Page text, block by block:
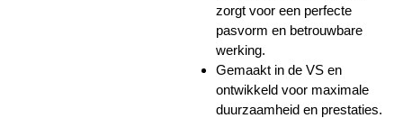
zorgt voor een perfecte
pasvorm en betrouwbare
werking.
Gemaakt in de VS en
ontwikkeld voor maximale
duurzaamheid en prestaties.